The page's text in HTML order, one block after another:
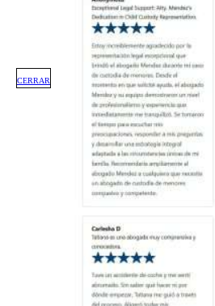
CERRAR